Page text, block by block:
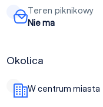
Teren piknikowy
Nie ma
Okolica
W centrum miasta